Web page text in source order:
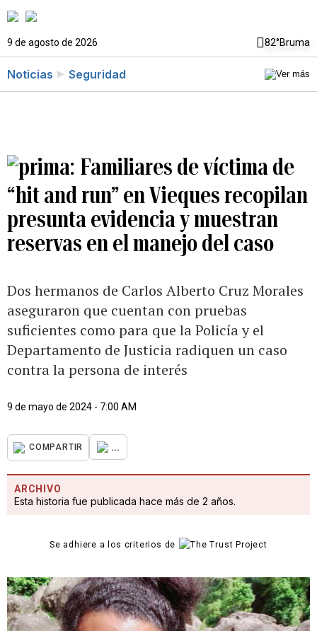
9 de agosto de 2026 82°Bruma
Noticias Seguridad
Familiares de víctima de
“hit and run” en Vieques recopilan
presunta evidencia y muestran
reservas en el manejo del caso
Dos hermanos de Carlos Alberto Cruz Morales
aseguraron que cuentan con pruebas
suficientes como para que la Policía y el
Departamento de Justicia radiquen un caso
contra la persona de interés
9 de mayo de 2024 - 7:00 AM
COMPARTIR ...
ARCHIVO
Esta historia fue publicada hace más de 2 años.
Se adhiere a los criterios de